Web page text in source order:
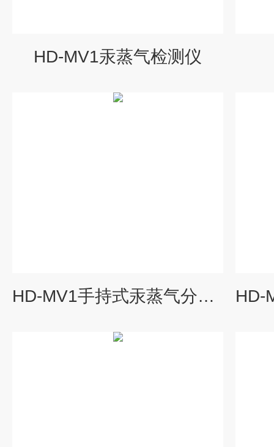
HD-MV1汞蒸气检测仪
HD-MV1手持式汞蒸气分析仪